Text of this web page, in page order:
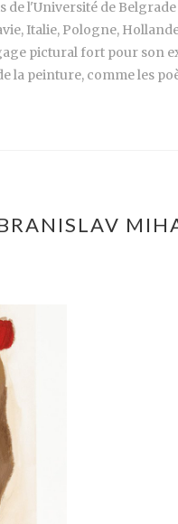
l'Université de
Italie, Pologne,
pictural fort pour son
peinture, comme les